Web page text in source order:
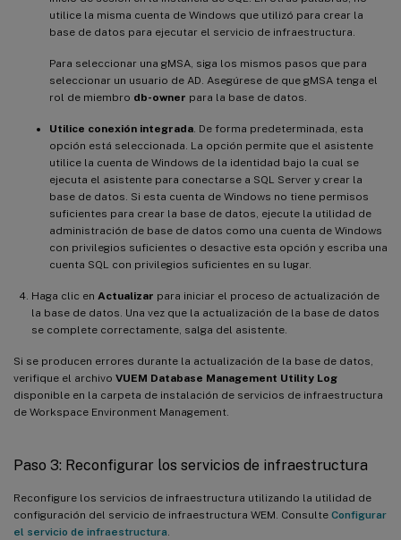
utilice la misma cuenta de Windows que utilizó para crear la
base de datos para ejecutar el servicio de infraestructura.
Para seleccionar una gMSA, siga los mismos pasos que para
seleccionar un usuario de AD. Asegúrese de que gMSA tenga el
rol de miembro db-owner para la base de datos.
Utilice conexión integrada. De forma predeterminada, esta
opción está seleccionada. La opción permite que el asistente
utilice la cuenta de Windows de la identidad bajo la cual se
ejecuta el asistente para conectarse a SQL Server y crear la
base de datos. Si esta cuenta de Windows no tiene permisos
suficientes para crear la base de datos, ejecute la utilidad de
administración de base de datos como una cuenta de Windows
con privilegios suficientes o desactive esta opción y escriba una
cuenta SQL con privilegios suficientes en su lugar.
Haga clic en Actualizar para iniciar el proceso de actualización de
la base de datos. Una vez que la actualización de la base de datos
se complete correctamente, salga del asistente.
Si se producen errores durante la actualización de la base de datos,
verifique el archivo VUEM Database Management Utility Log
disponible en la carpeta de instalación de servicios de infraestructura
de Workspace Environment Management.
Paso 3: Reconfigurar los servicios de infraestructura
Reconfigure los servicios de infraestructura utilizando la utilidad de
configuración del servicio de infraestructura WEM. Consulte Configurar
el servicio de infraestructura.